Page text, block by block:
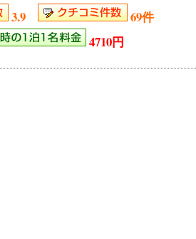
3.9
69件
4710円